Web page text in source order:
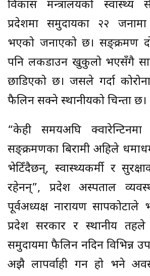
विकास मन्त्रालयको स्वास्थ्य
प्रदेशमा समुदायका २२
भएको जनाएको छ। सङ्क्रमण
पनि लकडाउन खुकुलो भएसँगै
छाडिएको छ। जसले गर्दा
फैलिन सक्ने स्थानीयको चिन्ता छ।
“केही समयअघि क्वारेन्टिनमा
सङ्क्रमणका बिरामी अहिले
भेटिँदैछन्, स्वास्थ्यकर्मी र
रहेनन्”, प्रदेश अस्पताल
पूर्वअध्यक्ष नारायण
प्रदेश सरकार र स्थानीय
समुदायमा फैलिन नदिन विभिन्न
अझै लापर्वाही गर्ने हो भने